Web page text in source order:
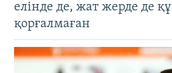
елінде де, жат жерде де
қорғалмаған